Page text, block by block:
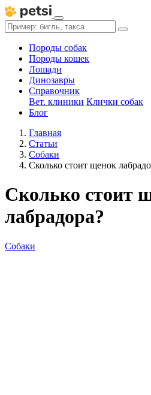
Породы собак
Породы кошек
Лошади
Динозавры
Справочник
Вет. клиники Клички собак
Блог
Главная
Статьи
Собаки
Сколько стоит щенок
Сколько стоит
лабрадора?
Собаки